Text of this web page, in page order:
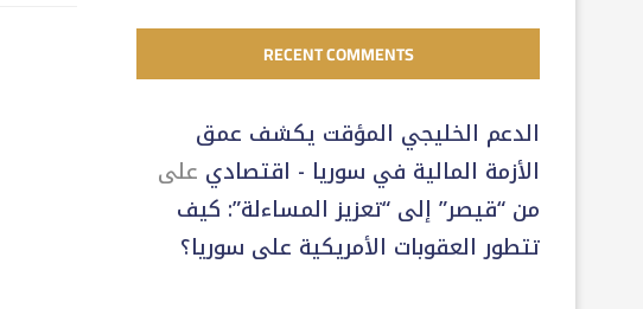
RECENT COMMENTS
الدعم الخليجي المؤقت يكشف عمق
الأزمة المالية في سوريا - اقتصادي على
من “قيصر” إلى “تعزيز المساءلة”: كيف
تتطور العقوبات الأمريكية على سوريا؟